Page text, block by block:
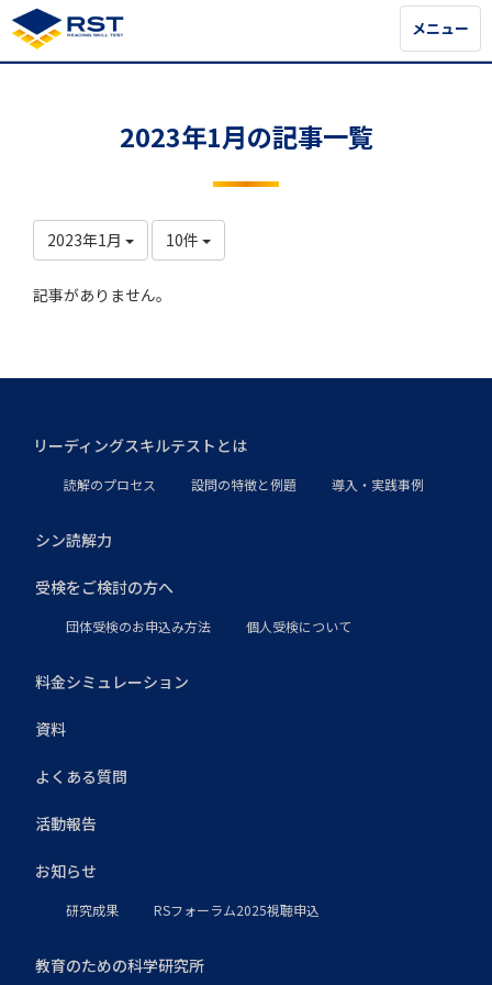
メニュー
メニュー
2023年1月の記事一覧
2023年1月 10件
記事がありません。
リーディングスキルテストとは
読解のプロセス 設問の特徴と例題 導入・実践事例
シン読解力
受検をご検討の方へ
団体受検のお申込み方法 個人受検について
料金シミュレーション
資料
よくある質問
活動報告
お知らせ
研究成果 RSフォーラム2025視聴申込
教育のための科学研究所